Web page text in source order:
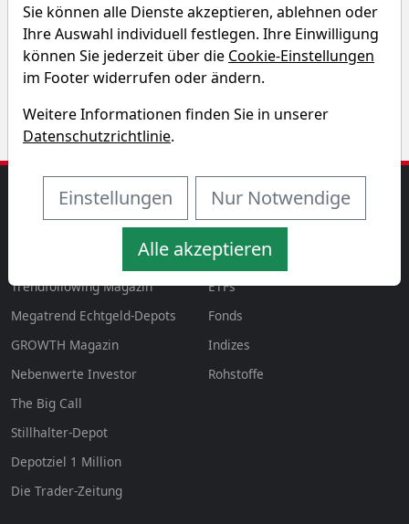
Entdecken Sie auf einen Blick die Performance der
Schaeffler Aktie über verschiedene Zeiträume hinweg.
MAGAZINE
Trendfollowing Magazin
Megatrend Echtgeld-Depots
GROWTH Magazin
Nebenwerte Investor
The Big Call
Stillhalter-Depot
Depotziel 1 Million
Die Trader-Zeitung
AKTIEN & MEHR
Aktien
Devisen
ETFs
Fonds
Indizes
Rohstoffe
Sie können alle Dienste akzeptieren, ablehnen oder
Ihre Auswahl individuell festlegen. Ihre Einwilligung
können Sie jederzeit über die Cookie-Einstellungen
im Footer widerrufen oder ändern.
Weitere Informationen finden Sie in unserer
Datenschutzrichtlinie.
Einstellungen Nur Notwendige
Alle akzeptieren